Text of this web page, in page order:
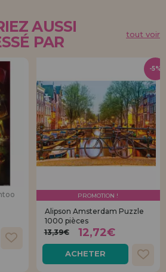
AUSSI
PAR
tout voir
PROMOTION !
Alipson Amsterdam Puzzle
1000 pièces
13,39€
12,72€
ACHETER
-5%